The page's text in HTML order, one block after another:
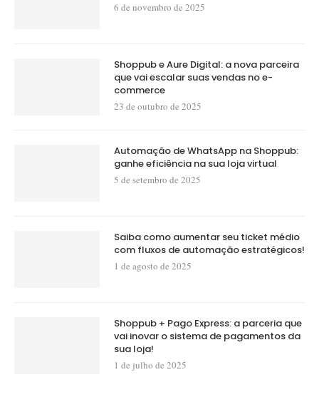
6 de novembro de 2025
Shoppub e Aure Digital: a nova parceira
que vai escalar suas vendas no e-
commerce
23 de outubro de 2025
Automação de WhatsApp na Shoppub:
ganhe eficiência na sua loja virtual
5 de setembro de 2025
Saiba como aumentar seu ticket médio
com fluxos de automação estratégicos!
1 de agosto de 2025
Shoppub + Pago Express: a parceria que
vai inovar o sistema de pagamentos da
sua loja!
1 de julho de 2025